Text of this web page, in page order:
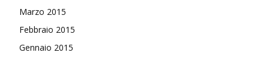
Marzo 2015
Febbraio 2015
Gennaio 2015